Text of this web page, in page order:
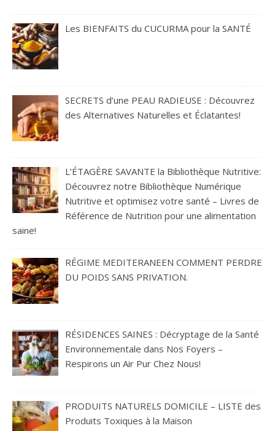
Les BIENFAITS du CUCURMA pour la SANTÉ
SECRETS d’une PEAU RADIEUSE : Découvrez
des Alternatives Naturelles et Éclatantes!
L’ÉTAGÈRE SAVANTE la Bibliothèque Nutritive:
Découvrez notre Bibliothèque Numérique
Nutritive et optimisez votre santé – Livres de
Référence de Nutrition pour une alimentation
saine!
RÉGIME MEDITERANEEN COMMENT PERDRE
DU POIDS SANS PRIVATION.
RÉSIDENCES SAINES : Décryptage de la Santé
Environnementale dans Nos Foyers –
Respirons un Air Pur Chez Nous!
PRODUITS NATURELS DOMICILE – LISTE des
Produits Toxiques à la Maison